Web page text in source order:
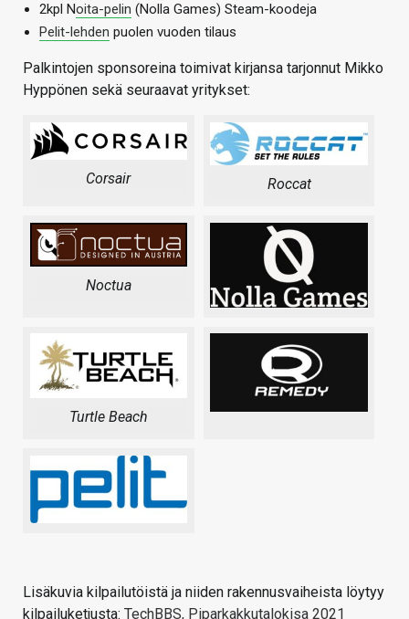
2kpl Noita-pelin (Nolla Games) Steam-koodeja
Pelit-lehden puolen vuoden tilaus
Palkintojen sponsoreina toimivat kirjansa tarjonnut Mikko
Hyppönen sekä seuraavat yritykset:
Corsair Roccat
Noctua
Turtle Beach
Lisäkuvia kilpailutöistä ja niiden rakennusvaiheista löytyy
kilpailuketjusta: TechBBS, Piparkakkutalokisa 2021